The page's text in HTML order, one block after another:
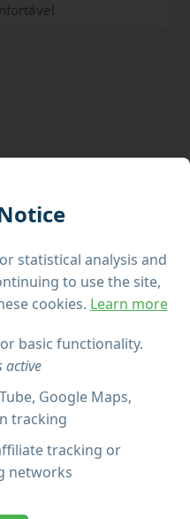
statistical analysis and
to use the site,
cookies. Learn more
basic functionality.
active
Google Maps,
tracking
tracking or
networks
com um tour guiado
um tour privado
local licenciado. Ideal
na cultura, história e
seu alojamento num
A partir daí, o guia
os seus interesses
cidades vibrantes.